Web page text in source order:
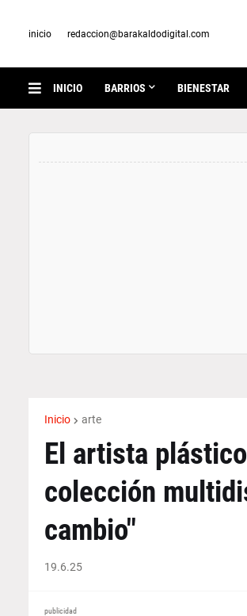
inicio redaccion@barakaldodigital.com
INICIO BARRIOS BIENESTAR
Inicio arte
El artista
colección
cambio"
19.6.25
publicidad